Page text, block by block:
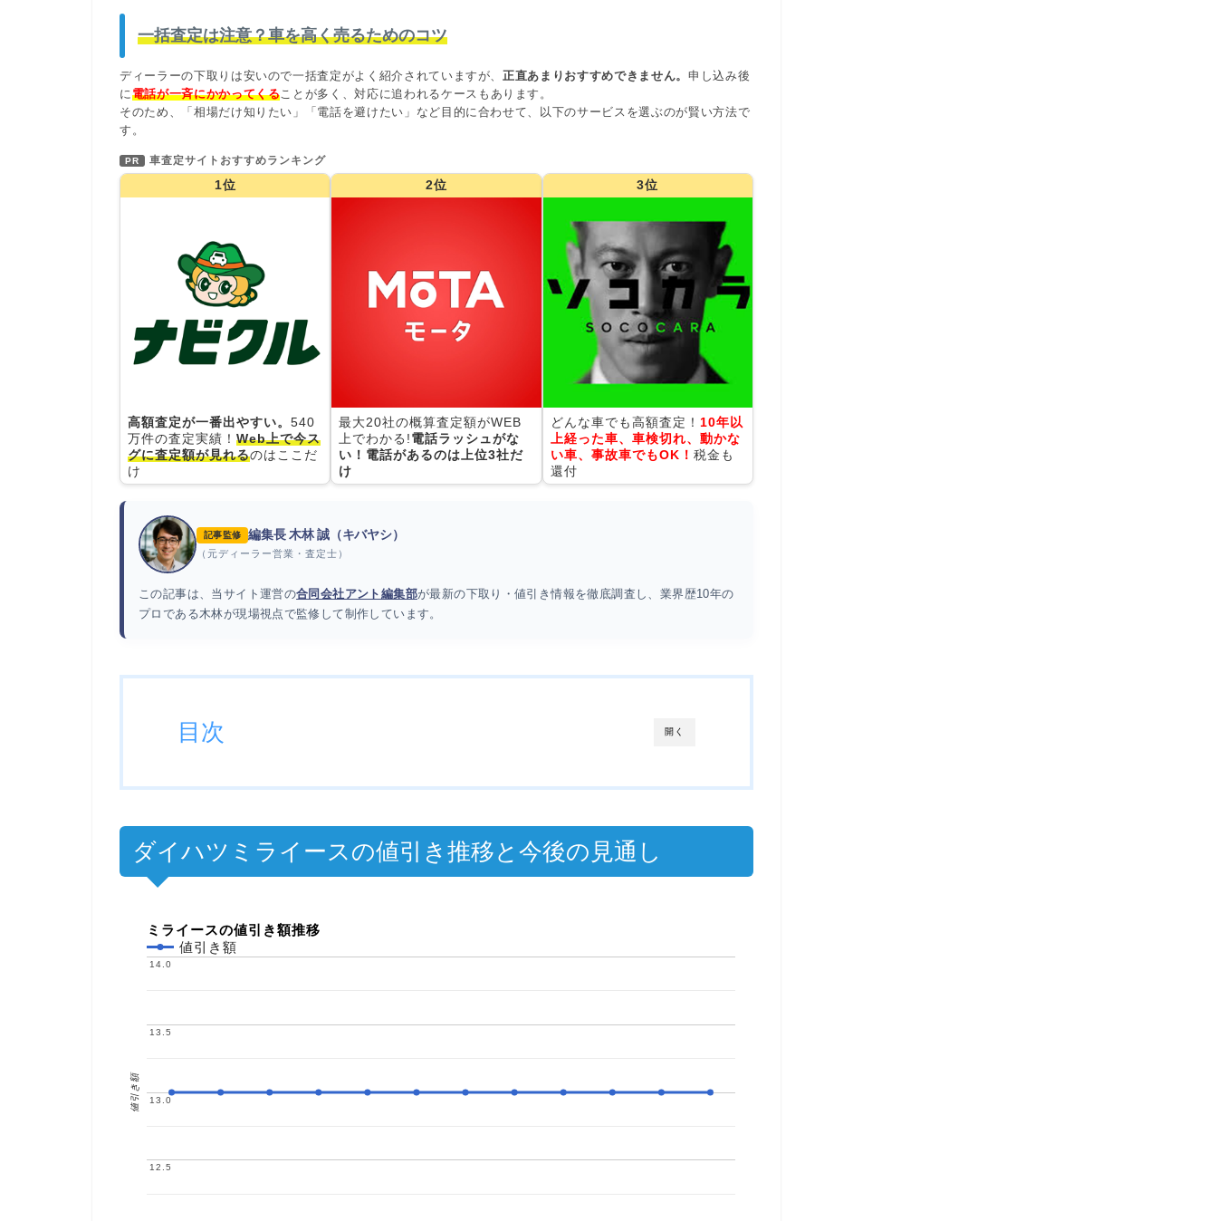
一括査定は注意？車を高く売るためのコツ
ディーラーの下取りは安いので一括査定がよく紹介されていますが、正直あまりおすすめできません。 申し込み後
に電話が一斉にかかってくることが多く、対応に追われるケースもあります。
そのため、「相場だけ知りたい」「電話を避けたい」など目的に合わせて、以下のサービスを選ぶのが賢い方法で
す。
PR 車査定サイトおすすめランキング
1位
高額査定が一番出やすい。 540
万件の査定実績！ Web上で今ス
グに査定額が見れるのはここだ
け
2位
最大20社の概算査定額がWEB
上でわかる!電話ラッシュがな
い！電話があるのは上位3社だ
け
3位
どんな車でも高額査定！ 10年以
上経った車、車検切れ、動かな
い車、事故車でもOK！ 税金も
還付
記事監修 編集長 木林 誠（キバヤシ）
（元ディーラー営業・査定士）
この記事は、当サイト運営の合同会社アント編集部が最新の下取り・値引き情報を徹底調査し、業界歴10年の
プロである木林が現場視点で監修して制作しています。
開く
目次
ダイハツミライースの値引き推移と今後の見通し
ミライースの値引き額推移
値引き額
12.5
12.5
13.0
13.0
13.5
13.5
14.0
14.0
値引き額